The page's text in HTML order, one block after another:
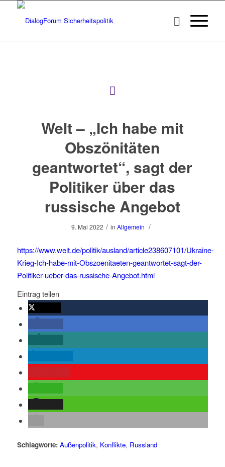
Welt – „Ich habe mit
Obszönitäten
geantwortet“, sagt der
Politiker über das
russische Angebot
9. Mai 2022 / inAllgemein /
https://www.welt.de/politik/ausland/article238607101/Ukraine-
Krieg-Ich-habe-mit-Obszoenitaeten-geantwortet-sagt-der-
Politiker-ueber-das-russische-Angebot.html
Eintrag teilen
Schlagworte: Außenpolitik, Konflikte, Russland